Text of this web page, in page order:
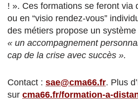
! ». Ces formations se feront via
ou en “visio rendez-vous”
des métiers propose un
« un accompagnement
cap de la crise avec succès ».
Contact : sae@cma66.fr. Plus
sur cma66.fr/formation-a-